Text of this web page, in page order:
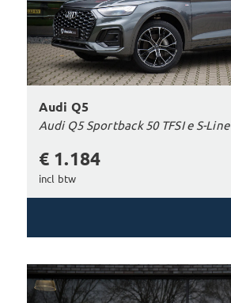
Audi Q5
Audi Q5 Sportback 50 TFSI e S-Line
€ 1.184
incl btw